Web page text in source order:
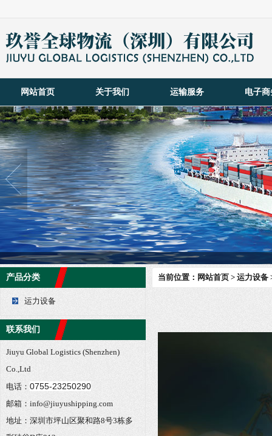
网站首页 关于我们 运输服务 电子商
产品分类
运力设备
联系我们
Jiuyu Global Logistics (Shenzhen)
Co.,Ltd
电话： 0755-23250290
邮箱：info@jiuyushipping.com
地址：深圳市坪山区聚和路8号3栋多
当前位置： 网站首页 > 运力设备